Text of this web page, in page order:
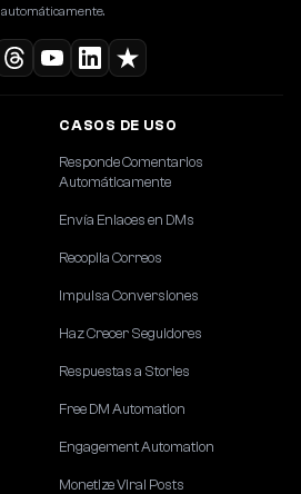
automáticamente.
CASOS DE USO
Responde Comentarios
Automáticamente
Envía Enlaces en DMs
Recopila Correos
Impulsa Conversiones
Haz Crecer Seguidores
Respuestas a Stories
Free DM Automation
Engagement Automation
Monetize Viral Posts